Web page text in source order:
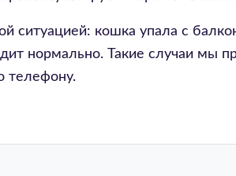
кошка упала с
нормально. Такие случаи мы
телефону.